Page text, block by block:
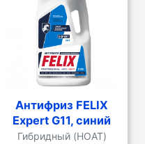
Антифриз FELIX
Expert G11, синий
Гибридный (HOAT)